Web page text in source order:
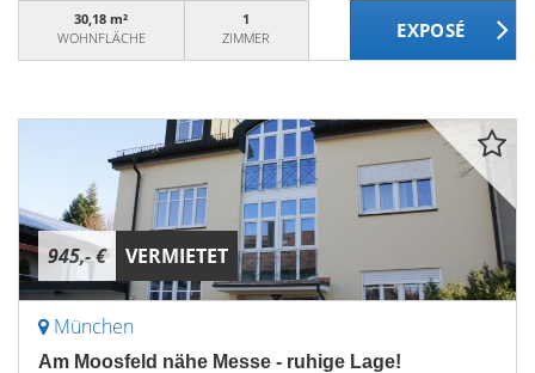
30,18 m²
WOHNFLÄCHE
1
ZIMMER
945,- € VERMIETET
München
Am Moosfeld nähe Messe - ruhige Lage!